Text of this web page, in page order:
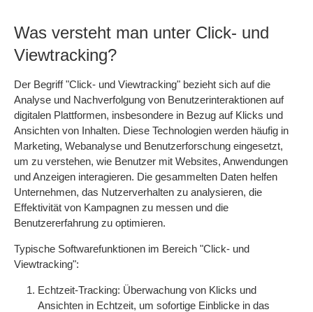
Was versteht man unter Click- und
Viewtracking?
Der Begriff "Click- und Viewtracking" bezieht sich auf die
Analyse und Nachverfolgung von Benutzerinteraktionen auf
digitalen Plattformen, insbesondere in Bezug auf Klicks und
Ansichten von Inhalten. Diese Technologien werden häufig in
Marketing, Webanalyse und Benutzerforschung eingesetzt,
um zu verstehen, wie Benutzer mit Websites, Anwendungen
und Anzeigen interagieren. Die gesammelten Daten helfen
Unternehmen, das Nutzerverhalten zu analysieren, die
Effektivität von Kampagnen zu messen und die
Benutzererfahrung zu optimieren.
Typische Softwarefunktionen im Bereich "Click- und
Viewtracking":
Echtzeit-Tracking: Überwachung von Klicks und
Ansichten in Echtzeit, um sofortige Einblicke in das